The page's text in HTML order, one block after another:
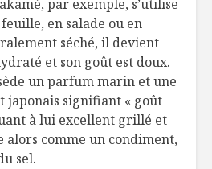
par exemple, s’utilise
en salade ou en
séché, il devient
et son goût est doux.
un parfum marin et une
japonais signifiant « goût
à lui excellent grillé et
alors comme un condiment,
sel.